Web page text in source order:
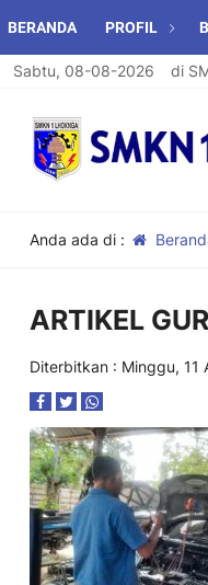
BERANDA PROFIL
Sabtu, 08-08-2026
Selamat Datang di
Anda ada di :
ARTIKEL
Diterbitkan : Minggu, 11